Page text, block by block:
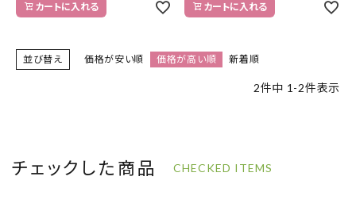
カートに入れる カートに入れる
並び替え 価格が安い順 価格が高い順 新着順
2件中 1 -2件表示
チェックした商品 CHECKED ITEMS